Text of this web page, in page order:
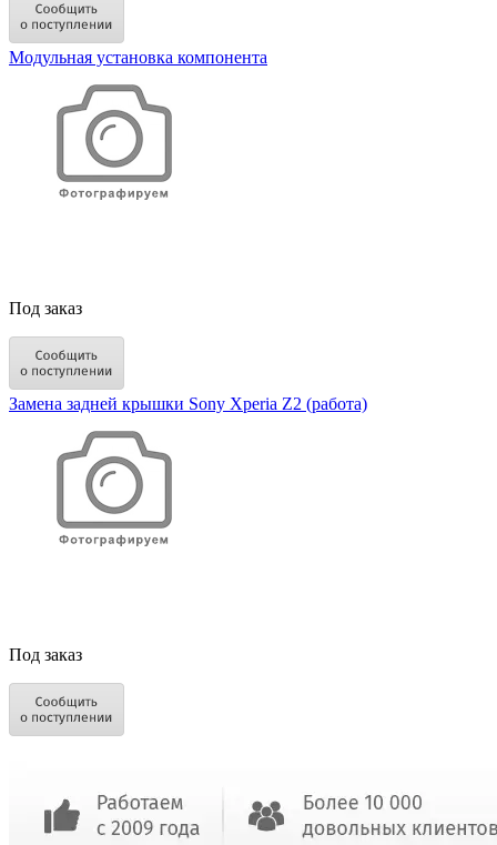
Модульная установка компонента
Под заказ
Замена задней крышки Sony Xperia Z2 (работа)
Под заказ